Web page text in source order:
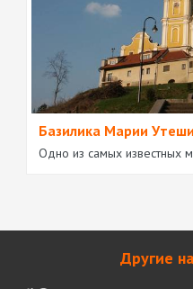
Базилика Марии
Одно из самых известных
Другие